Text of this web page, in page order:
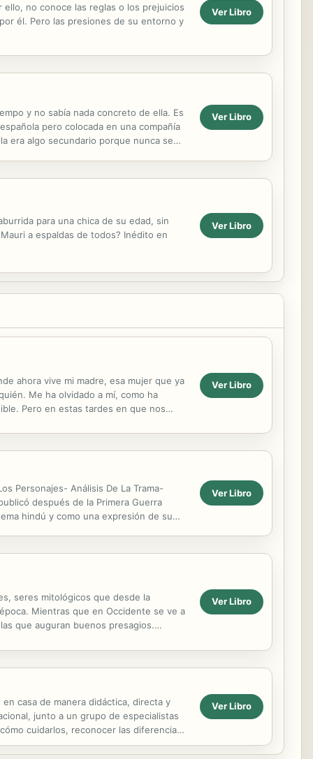
no conoce las reglas o los prejuicios
él. Pero las presiones de su entorno y
Ver Libro
y no sabía nada concreto de ella. Es
pero colocada en una compañía
era algo secundario porque nunca se
Ver Libro
para una chica de su edad, sin
a espaldas de todos? Inédito en
Ver Libro
ahora vive mi madre, esa mujer que ya
Me ha olvidado a mí, como ha
Pero en estas tardes en que nos
Ver Libro
Personajes- Análisis De La Trama-
después de la Primera Guerra
hindú y como una expresión de su
Ver Libro
seres mitológicos que desde la
Mientras que en Occidente se ve a
que auguran buenos presagios.
Ver Libro
casa de manera didáctica, directa y
junto a un grupo de especialistas
cuidarlos, reconocer las diferencias
Ver Libro